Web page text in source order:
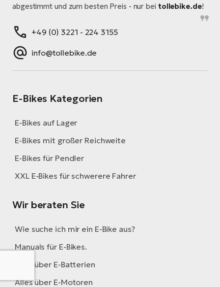
abgestimmt und zum besten Preis - nur bei tollebike.de!
+49 (0) 3221 - 224 3155
info@tollebike.de
E-Bikes Kategorien
E-Bikes auf Lager
E-Bikes mit großer Reichweite
E-Bikes für Pendler
XXL E-Bikes für schwerere Fahrer
Wir beraten Sie
Wie suche ich mir ein E-Bike aus?
Manuals für E-Bikes.
Alles über E-Batterien
Alles über E-Motoren